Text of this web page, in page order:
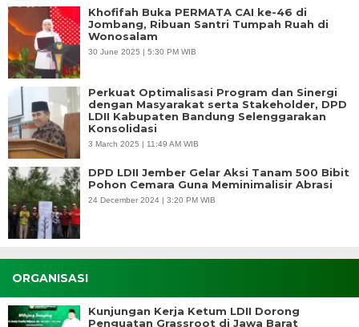
Khofifah Buka PERMATA CAI ke-46 di
Jombang, Ribuan Santri Tumpah Ruah di
Wonosalam
30 June 2025 | 5:30 PM WIB
Perkuat Optimalisasi Program dan Sinergi
dengan Masyarakat serta Stakeholder, DPD
LDII Kabupaten Bandung Selenggarakan
Konsolidasi
3 March 2025 | 11:49 AM WIB
DPD LDII Jember Gelar Aksi Tanam 500 Bibit
Pohon Cemara Guna Meminimalisir Abrasi
24 December 2024 | 3:20 PM WIB
ORGANISASI
Kunjungan Kerja Ketum LDII Dorong
Penguatan Grassroot di Jawa Barat